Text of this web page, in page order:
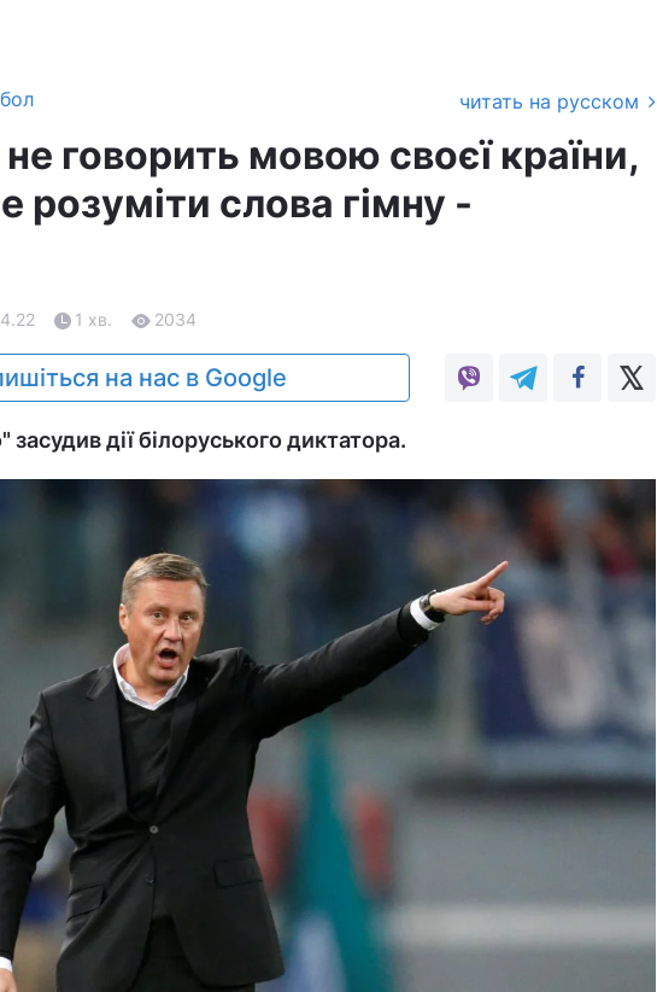
читать на русском
говорить мовою своєї країни,
розуміти слова гімну -
1 хв. 2034
на нас в Google
дії білоруського диктатора.